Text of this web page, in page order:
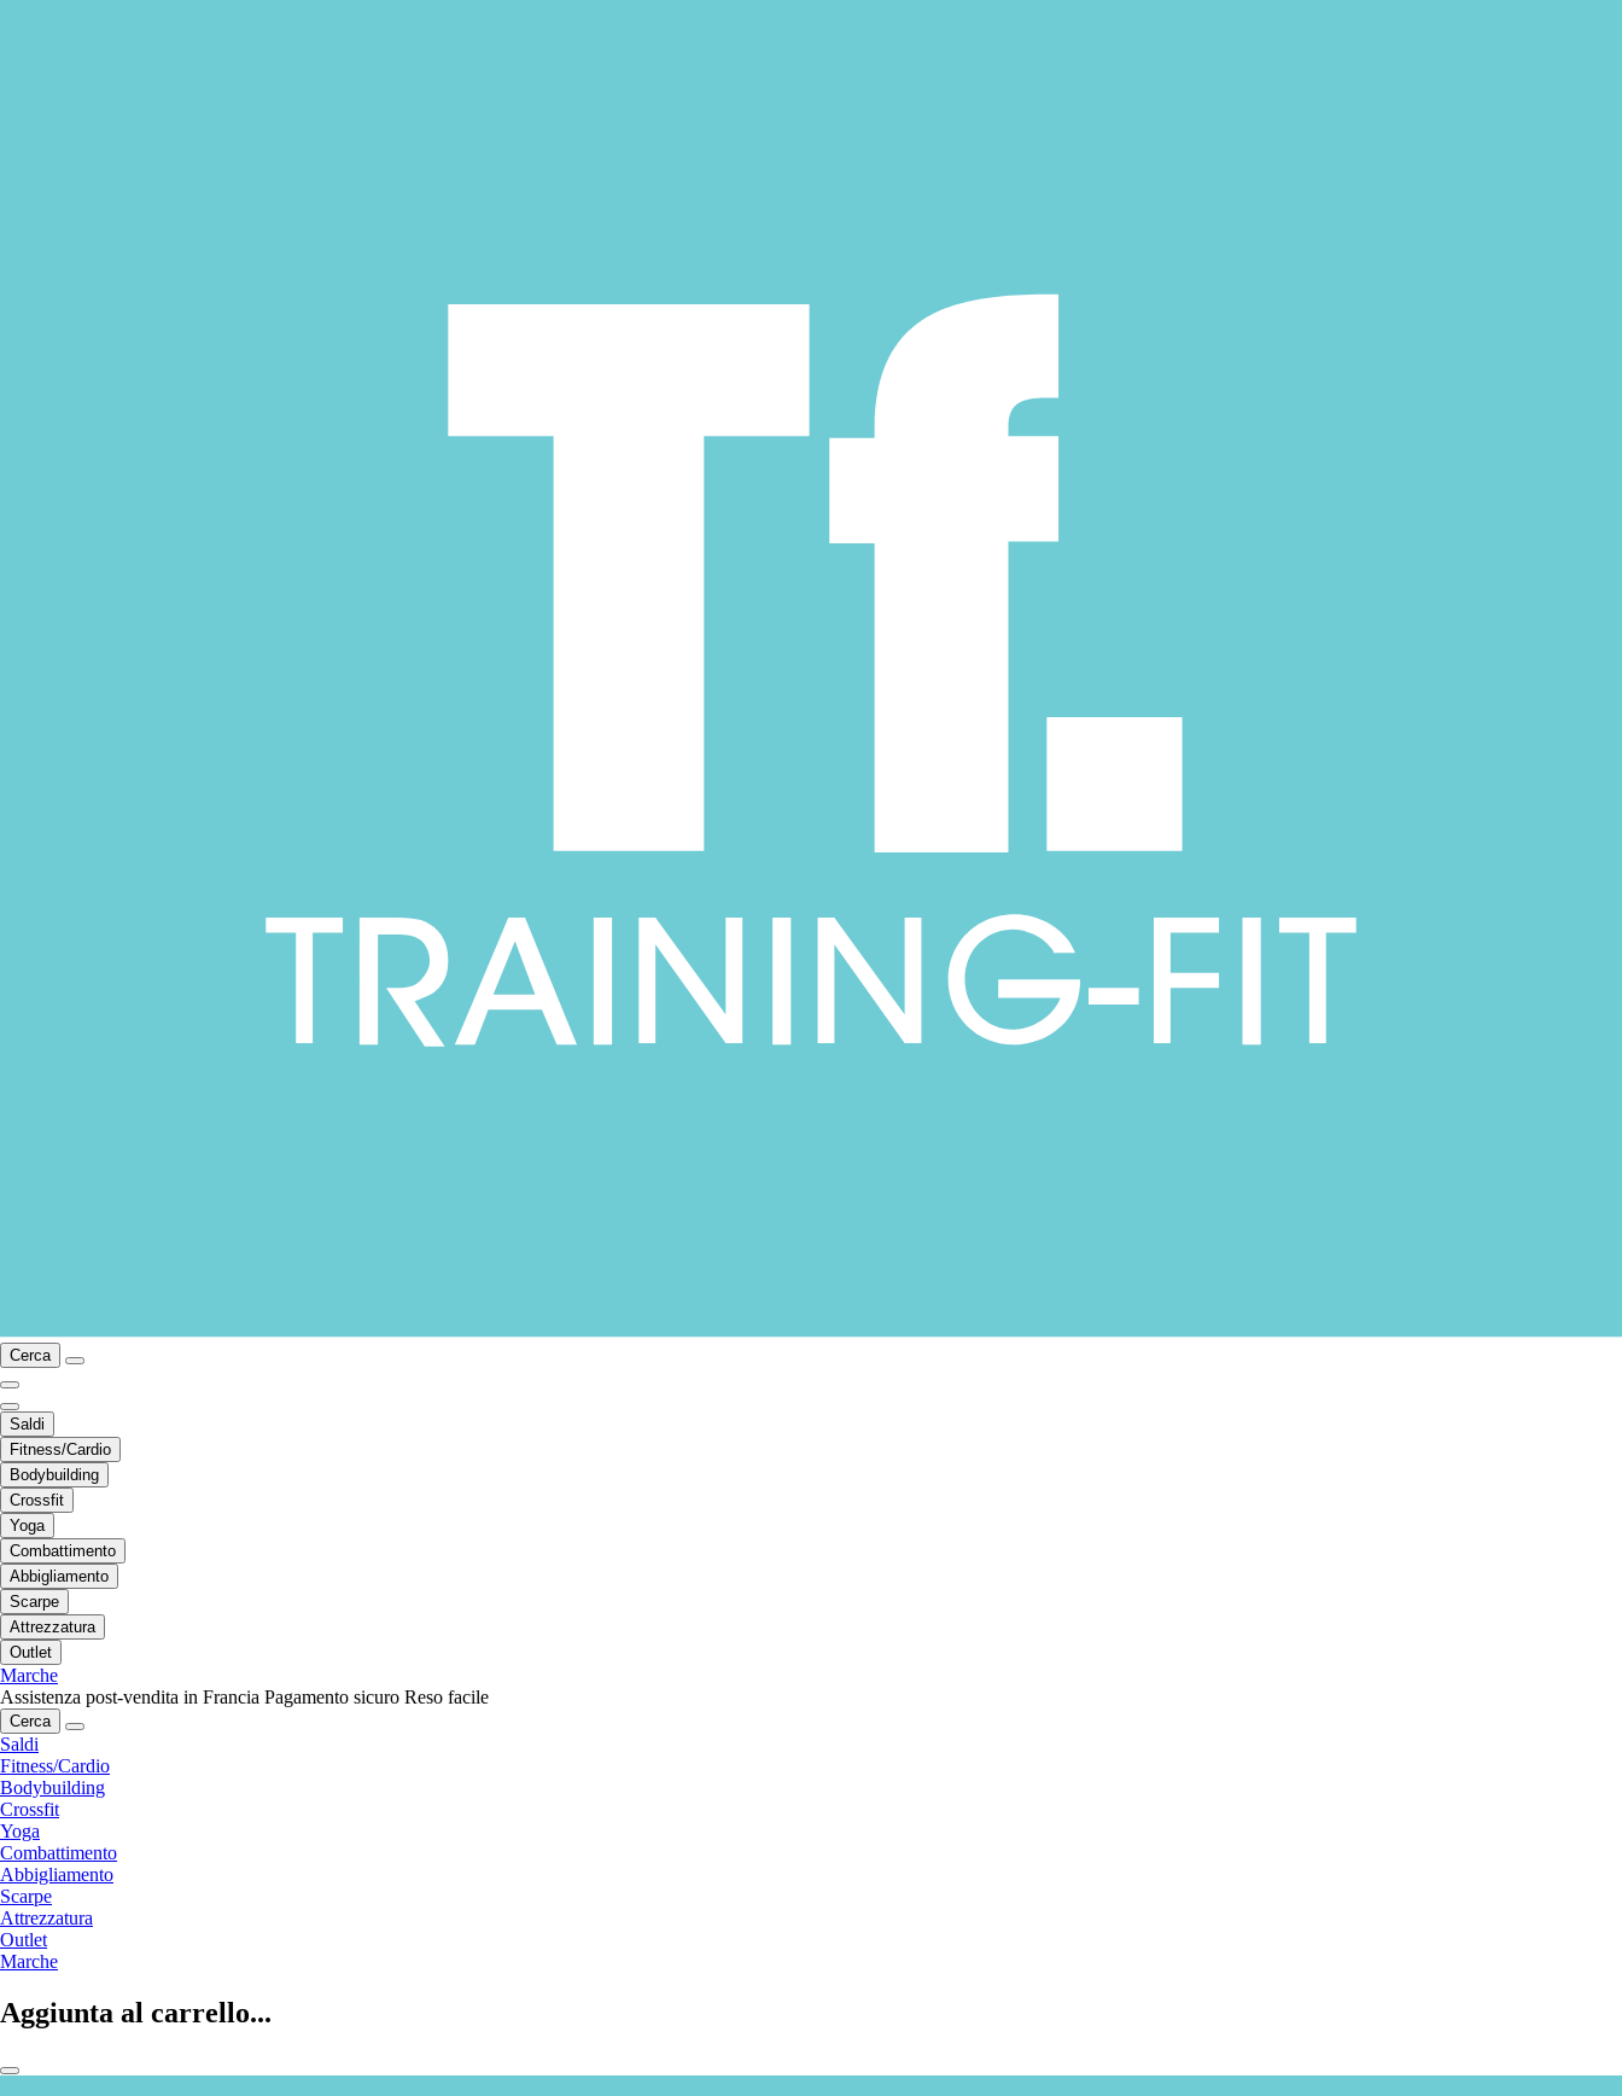
Cerca
Saldi
Fitness/Cardio
Bodybuilding
Crossfit
Yoga
Combattimento
Abbigliamento
Scarpe
Attrezzatura
Outlet
Marche
Assistenza post-vendita in Francia Pagamento sicuro Reso facile
Cerca
Saldi
Fitness/Cardio
Bodybuilding
Crossfit
Yoga
Combattimento
Abbigliamento
Scarpe
Attrezzatura
Outlet
Marche
Aggiunta al carrello...